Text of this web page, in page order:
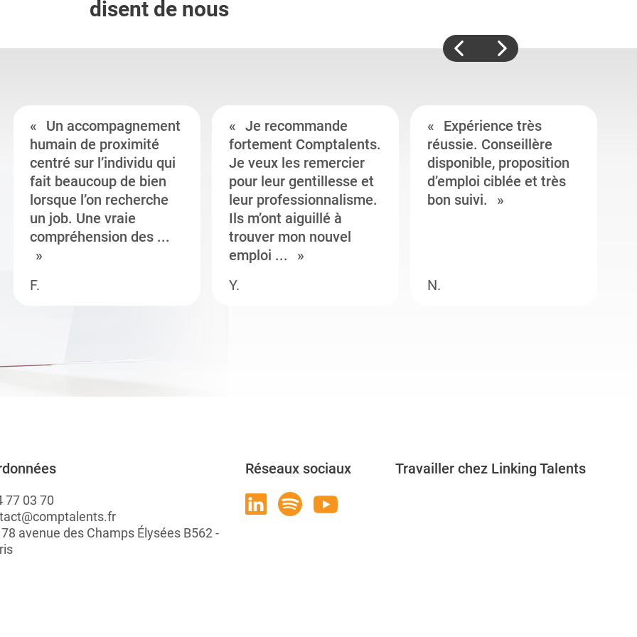
disent de nous
Un accompagnement
humain de proximité
centré sur l’individu qui
fait beaucoup de bien
lorsque l’on recherche
un job. Une vraie
compréhension des ...
F.
Je recommande
fortement Comptalents.
Je veux les remercier
pour leur gentillesse et
leur professionnalisme.
Ils m’ont aiguillé à
trouver mon nouvel
emploi ...
Y.
Expérience très
réussie. Conseillère
disponible, proposition
d’emploi ciblée et très
bon suivi.
N.
77 03 70
avenue des Champs Élysées B562 -
Réseaux sociaux Travailler chez Linking Talents